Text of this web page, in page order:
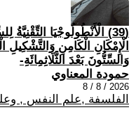
(39) الْأَنْطُولُوجْيَا
الْإِمْكَانِ الْكَامِنِ
وَالسِّتُّونَ بَعْدَ الثَّلَاثِمِائَةِ-
حمودة المعناوي
2026 / 8 / 8
الفلسفة ,علم النفس ,